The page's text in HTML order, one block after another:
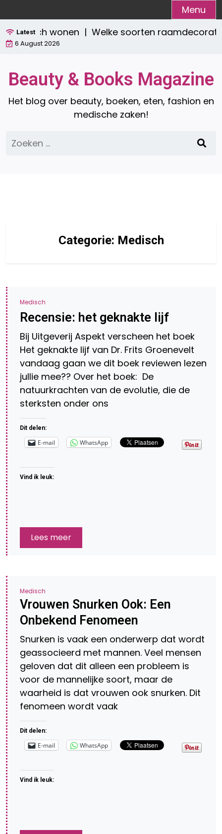
naar
de
inhoud
Menu
Latest wonen |Welke soorten raamdecoratie
6 August 2026
Beauty & Books Magazine
Het blog over beauty, boeken, eten, fashion en
medische zaken!
Zoeken
naar:
Categorie: Medisch
Medisch
Recensie: het geknakte lijf
Bij Uitgeverij Aspekt verscheen het boek
Het geknakte lijf van Dr. Frits Groenevelt
vandaag gaan we dit boek reviewen lezen
jullie mee?? Over het boek: De
natuurkrachten van de evolutie, die de
sterksten onder ons
Dit delen:
E-mail WhatsApp
Vind ik leuk:
Lees meer
Medisch
Vrouwen Snurken Ook: Een
Onbekend Fenomeen
Snurken is vaak een onderwerp dat wordt
geassocieerd met mannen. Veel mensen
geloven dat dit alleen een probleem is
voor de mannelijke soort, maar de
waarheid is dat vrouwen ook snurken. Dit
fenomeen wordt vaak
Dit delen:
E-mail WhatsApp
Vind ik leuk: